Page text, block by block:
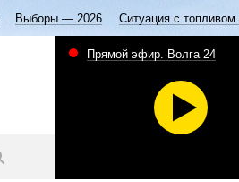
Выборы — 2026 Ситуация с
Прямой эфир. Волга 24